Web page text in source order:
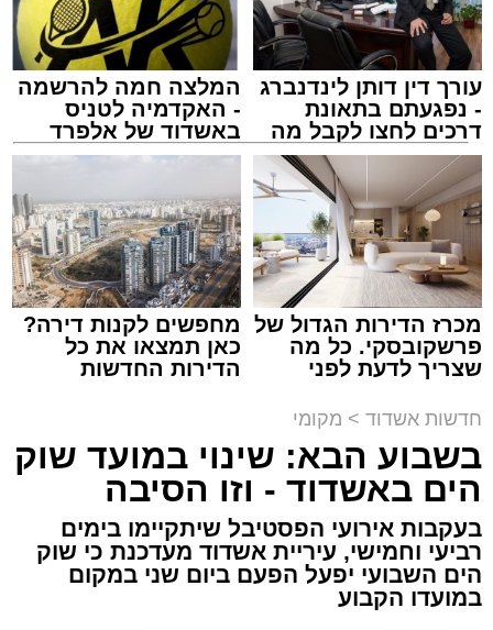
מעוניינים להגיב? לדווח ? צרו איתנו קשר במייל -
נתיבי ישראל
מערכת האתר / 18:19 06.08.26
תגים:אשדוד , נתיבי ישראל
חברת "נתיבי ישראל" הודיעה על ביצוע עבודות
תחזוקה ליליות במחלף אשדוד צפון שיימשכו
במשך שני לילות, בימים ראשון ושני, ה-9 וה-10
באוגוסט 2026, בין השעות 23:00 בלילה ועד
05:00 בבוקר למחרת.
העבודות מבוצעות כחלק מפעולות שוטפות
עורך דין דותן לינדנברג
- נפגעתם בתאונת
דרכים לחצו לקבל מה
שמגיע לכם
המלצה חמה להרשמה
- האקדמיה לטניס
באשדוד של אלפרד
קריאולנסקי - לילדים
מכרז הדירות הגדול של
פרשקובסקי. כל מה
שצריך לדעת לפני
באשדוד
מחפשים לקנות דירה?
כאן תמצאו את כל
הדירות החדשות
חדשות אשדוד > מקומי
בשבוע הבא: שינוי במועד שוק
הים באשדוד - וזו הסיבה
בעקבות אירועי הפסטיבל שיתקיימו בימים
רביעי וחמישי, עיריית אשדוד מעדכנת כי שוק
הים השבועי יפעל הפעם ביום שני במקום
במועדו הקבוע